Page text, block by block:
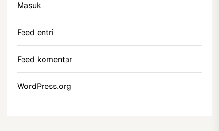
Masuk
Feed entri
Feed komentar
WordPress.org